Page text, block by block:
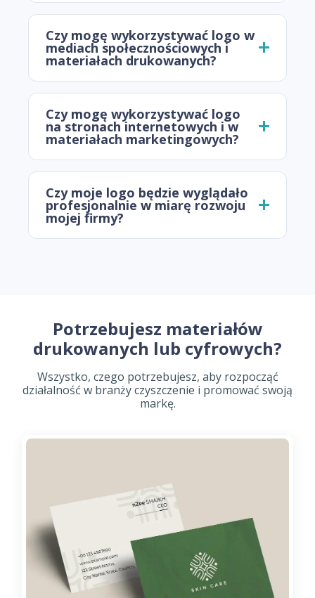
Czy mogę wykorzystywać logo w
mediach społecznościowych i
materiałach drukowanych?
Czy mogę wykorzystywać logo
na stronach internetowych i w
materiałach marketingowych?
Czy moje logo będzie wyglądało
profesjonalnie w miarę rozwoju
mojej firmy?
Potrzebujesz materiałów
drukowanych lub cyfrowych?
Wszystko, czego potrzebujesz, aby rozpocząć
działalność w branży czyszczenie i promować swoją
markę.